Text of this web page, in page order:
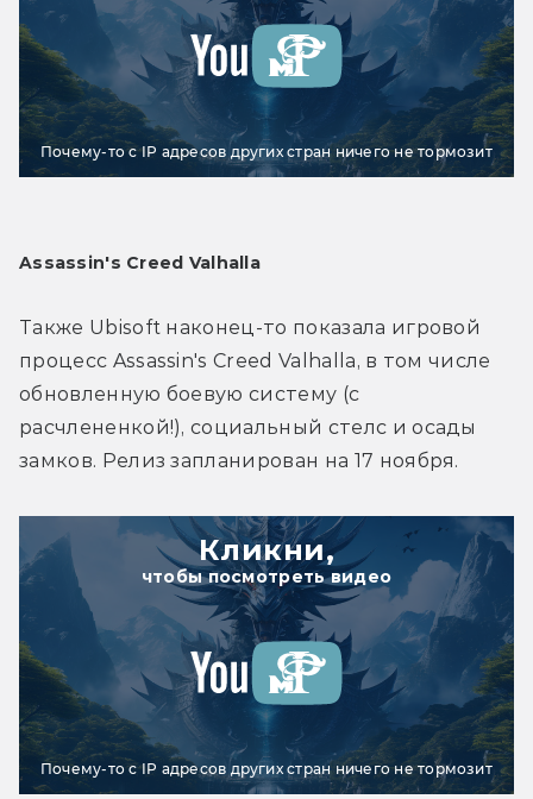
Почему-то с IP адресов других стран ничего не тормозит
Assassin's Creed Valhalla
Также Ubisoft наконец-то показала игровой
процесс Assassin's Creed Valhalla, в том числе
обновленную боевую систему (с
расчлененкой!), социальный стелс и осады
замков. Релиз запланирован на 17 ноября.
Кликни,
чтобы посмотреть видео
Почему-то с IP адресов других стран ничего не тормозит